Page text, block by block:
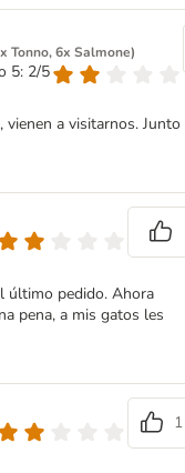
Tonno, 6x Salmone)
5: 2/5
vienen a visitarnos. Junto
último pedido. Ahora
pena, a mis gatos les
1